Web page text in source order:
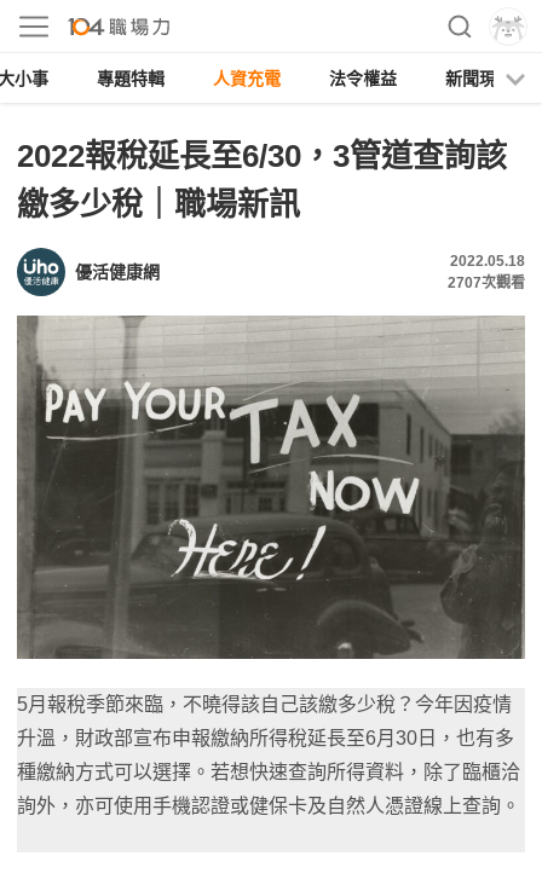
小事 專題特輯 人資充電 法令權益 新聞現場
2022報稅延長至6/30，3管道查詢該
繳多少稅｜職場新訊
優活健康網
2022.05.18
2707次觀看
5月報稅季節來臨，不曉得該自己該繳多少稅？今年因疫情
升溫，財政部宣布申報繳納所得稅延長至6月30日，也有多
種繳納方式可以選擇。若想快速查詢所得資料，除了臨櫃洽
詢外，亦可使用手機認證或健保卡及自然人憑證線上查詢。